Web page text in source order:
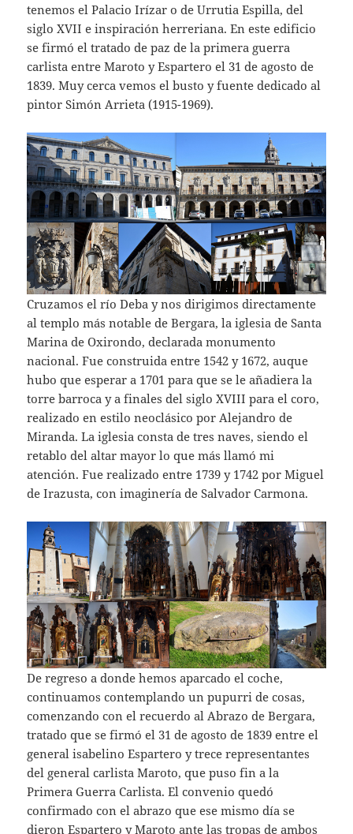
tenemos el Palacio Irízar o de Urrutia Espilla, del
siglo XVII e inspiración herreriana. En este edificio
se firmó el tratado de paz de la primera guerra
carlista entre Maroto y Espartero el 31 de agosto de
1839. Muy cerca vemos el busto y fuente dedicado al
pintor Simón Arrieta (1915-1969).
Cruzamos el río Deba y nos dirigimos directamente
al templo más notable de Bergara, la iglesia de Santa
Marina de Oxirondo, declarada monumento
nacional. Fue construida entre 1542 y 1672, auque
hubo que esperar a 1701 para que se le añadiera la
torre barroca y a finales del siglo XVIII para el coro,
realizado en estilo neoclásico por Alejandro de
Miranda. La iglesia consta de tres naves, siendo el
retablo del altar mayor lo que más llamó mi
atención. Fue realizado entre 1739 y 1742 por Miguel
de Irazusta, con imaginería de Salvador Carmona.
De regreso a donde hemos aparcado el coche,
continuamos contemplando un pupurri de cosas,
comenzando con el recuerdo al Abrazo de Bergara,
tratado que se firmó el 31 de agosto de 1839 entre el
general isabelino Espartero y trece representantes
del general carlista Maroto, que puso fin a la
Primera Guerra Carlista. El convenio quedó
confirmado con el abrazo que ese mismo día se
dieron Espartero y Maroto ante las tropas de ambos